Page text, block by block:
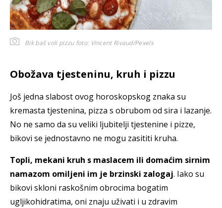
Bik baš voli pizzu foto: Vincent Rivaud/Pexels
Obožava tjesteninu, kruh i pizzu
Još jedna slabost ovog horoskopskog znaka su
kremasta tjestenina, pizza s obrubom od sira i lazanje.
No ne samo da su veliki ljubitelji tjestenine i pizze,
bikovi se jednostavno ne mogu zasititi kruha.
Topli, mekani kruh s maslacem ili domaćim sirnim
namazom omiljeni im je brzinski zalogaj. Iako su
bikovi skloni raskošnim obrocima bogatim
ugljikohidratima, oni znaju uživati i u zdravim